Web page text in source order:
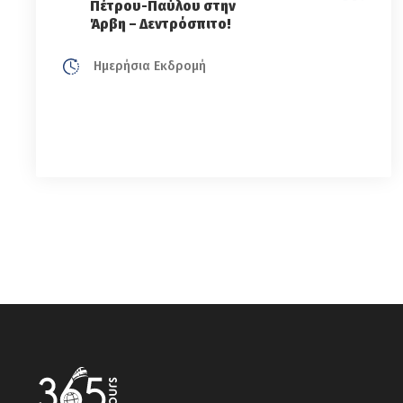
Πέτρου-Παύλου στην
Άρβη – Δεντρόσπιτο!
Ημερήσια Εκδρομή